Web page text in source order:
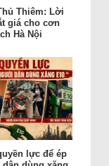
Thiêm: Lời
giá cho cơn
Hà Nội
lực để ép